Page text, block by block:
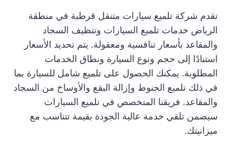
تقدم شركة تلميع سيارات متنقل قرطبة في منطقة
الرياض خدمات تلميع السيارات وتنظيف السجاد
والمقاعد بأسعار تنافسية ومعقولة. يتم تحديد الأسعار
استنادًا إلى حجم ونوع السيارة ونطاق الخدمات
المطلوبة. يمكنك الحصول على تلميع شامل للسيارة بما
في ذلك تلميع الجنوط وإزالة البقع والأوساخ من السجاد
والمقاعد. فريقنا المتخصص في تلميع السيارات
سيضمن تلقي خدمة عالية الجودة بقيمة تتناسب مع
ميزانيتك.